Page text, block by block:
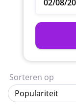
Sorteren op
Populariteit